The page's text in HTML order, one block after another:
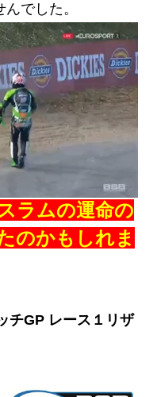
でした。
ラムの運命の
のかもしれま
GP レース１リザ